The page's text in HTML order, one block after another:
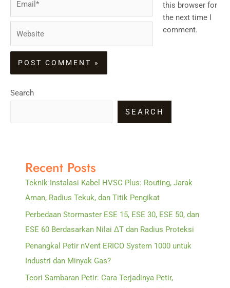
this browser for
the next time I
comment.
Search
SEARCH
Recent Posts
Teknik Instalasi Kabel HVSC Plus: Routing, Jarak
Aman, Radius Tekuk, dan Titik Pengikat
Perbedaan Stormaster ESE 15, ESE 30, ESE 50, dan
ESE 60 Berdasarkan Nilai ΔT dan Radius Proteksi
Penangkal Petir nVent ERICO System 1000 untuk
Industri dan Minyak Gas?
Teori Sambaran Petir: Cara Terjadinya Petir,